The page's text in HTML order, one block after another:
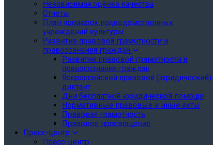
Независимая оценка качества
Отчеты
План проверок подведомственных
учреждений культуры
Развитие правовой грамотности и
правосознания граждан
Развитие правовой грамотности и
правосознания граждан
Всероссийский правовой (юридический)
диктант
Дни бесплатной юридической помощи
Нормативные правовые и иные акты
Правовая грамотность
Правовое просвещение
Пресс-центр
Пресс-центр